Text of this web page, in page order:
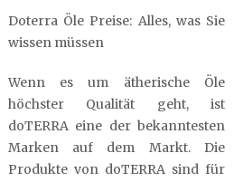
Doterra Öle Preise: Alles, was Sie
wissen müssen
Wenn es um ätherische Öle
höchster Qualität geht, ist
doTERRA eine der bekanntesten
Marken auf dem Markt. Die
Produkte von doTERRA sind für